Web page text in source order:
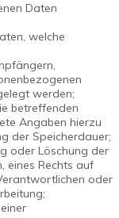
Daten
welche
werden;
betreffenden
Angaben hierzu
der Speicherdauer;
oder Löschung der
eines Rechts auf
oder